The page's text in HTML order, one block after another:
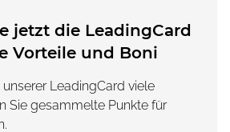
jetzt die LeadingCard
Vorteile und Boni
LeadingCard viele
Sie gesammelte Punkte für